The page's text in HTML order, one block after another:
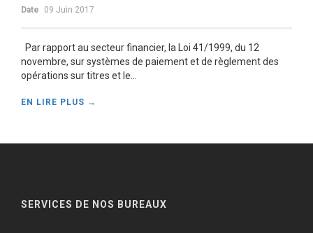
Date 09 Juin 2017
Par rapport au secteur financier, la Loi 41/1999, du 12
novembre, sur systèmes de paiement et de règlement des
opérations sur titres et le...
EN LIRE PLUS →
SERVICES DE NOS BUREAUX